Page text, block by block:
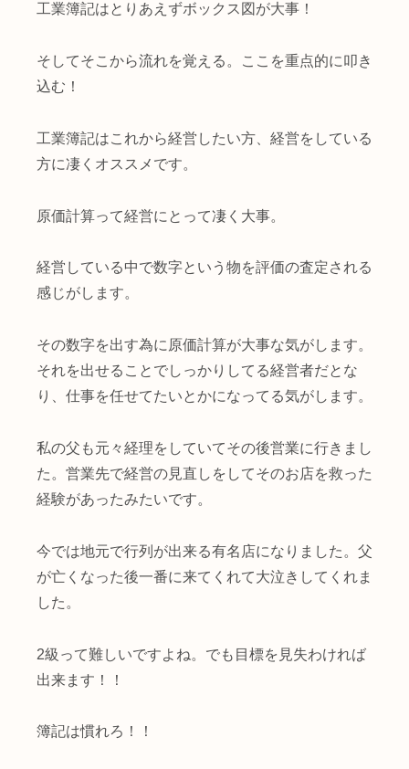
工業簿記はとりあえずボックス図が大事！
そしてそこから流れを覚える。ここを重点的に叩き
込む！
工業簿記はこれから経営したい方、経営をしている
方に凄くオススメです。
原価計算って経営にとって凄く大事。
経営している中で数字という物を評価の査定される
感じがします。
その数字を出す為に原価計算が大事な気がします。
それを出せることでしっかりしてる経営者だとな
り、仕事を任せてたいとかになってる気がします。
私の父も元々経理をしていてその後営業に行きまし
た。営業先で経営の見直しをしてそのお店を救った
経験があったみたいです。
今では地元で行列が出来る有名店になりました。父
が亡くなった後一番に来てくれて大泣きしてくれま
した。
2級って難しいですよね。でも目標を見失わければ
出来ます！！
簿記は慣れろ！！